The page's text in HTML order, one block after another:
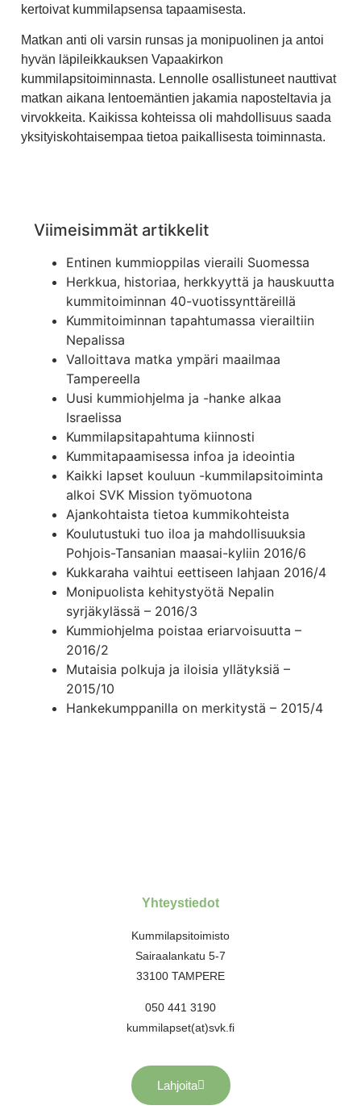
kertoivat kummilapsensa tapaamisesta.
Matkan anti oli varsin runsas ja monipuolinen ja antoi
hyvän läpileikkauksen Vapaakirkon
kummilapsitoiminnasta. Lennolle osallistuneet nauttivat
matkan aikana lentoemäntien jakamia naposteltavia ja
virvokkeita. Kaikissa kohteissa oli mahdollisuus saada
yksityiskohtaisempaa tietoa paikallisesta toiminnasta.
Viimeisimmät artikkelit
Entinen kummioppilas vieraili Suomessa
Herkkua, historiaa, herkkyyttä ja hauskuutta
kummitoiminnan 40-vuotissynttäreillä
Kummitoiminnan tapahtumassa vierailtiin
Nepalissa
Valloittava matka ympäri maailmaa
Tampereella
Uusi kummiohjelma ja -hanke alkaa
Israelissa
Kummilapsitapahtuma kiinnosti
Kummitapaamisessa infoa ja ideointia
Kaikki lapset kouluun -kummilapsitoiminta
alkoi SVK Mission työmuotona
Ajankohtaista tietoa kummikohteista
Koulutustuki tuo iloa ja mahdollisuuksia
Pohjois-Tansanian maasai-kyliin 2016/6
Kukkaraha vaihtui eettiseen lahjaan 2016/4
Monipuolista kehitystyötä Nepalin
syrjäkylässä – 2016/3
Kummiohjelma poistaa eriarvoisuutta –
2016/2
Mutaisia polkuja ja iloisia yllätyksiä –
2015/10
Hankekumppanilla on merkitystä – 2015/4
Yhteystiedot
Kummilapsitoimisto
Sairaalankatu 5-7
33100 TAMPERE
050 441 3190
kummilapset(at)svk.fi
Lahjoita